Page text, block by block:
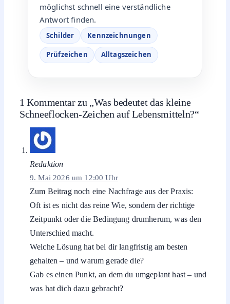
möglichst schnell eine verständliche
Antwort finden.
Schilder Kennzeichnungen
Prüfzeichen Alltagszeichen
1 Kommentar zu „Was bedeutet das kleine
Schneeflocken-Zeichen auf Lebensmitteln?“
Redaktion
9. Mai 2026 um 12:00 Uhr
Zum Beitrag noch eine Nachfrage aus der Praxis:
Oft ist es nicht das reine Wie, sondern der richtige
Zeitpunkt oder die Bedingung drumherum, was den
Unterschied macht.
Welche Lösung hat bei dir langfristig am besten
gehalten – und warum gerade die?
Gab es einen Punkt, an dem du umgeplant hast – und
was hat dich dazu gebracht?